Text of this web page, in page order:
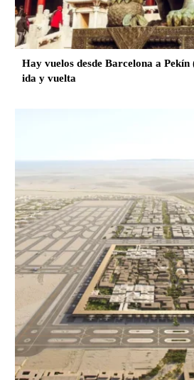
Hay vuelos desde Barcelona a
ida y vuelta